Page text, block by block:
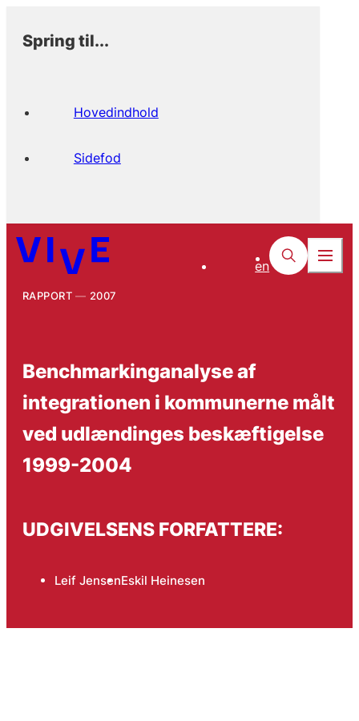
Spring til...
Hovedindhold
Sidefod
en
RAPPORT 2007
Benchmarkinganalyse af
integrationen i kommunerne målt
ved udlændinges beskæftigelse
1999-2004
UDGIVELSENS FORFATTERE:
Leif JensenEskil Heinesen